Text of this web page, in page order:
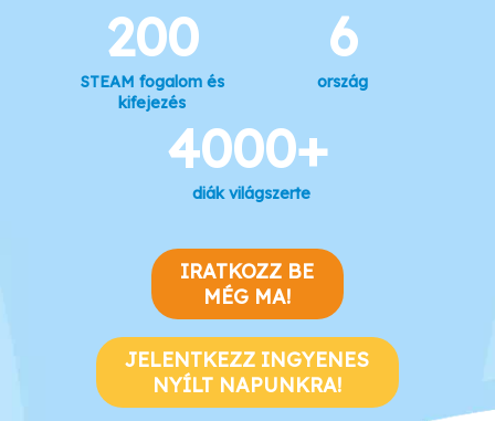
200
STEAM fogalom és
kifejezés
6
ország
4000+
diák világszerte
IRATKOZZ BE
MÉG MA!
JELENTKEZZ INGYENES
NYÍLT NAPUNKRA!